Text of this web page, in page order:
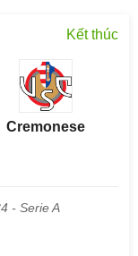
Kết thúc
Cremonese
- Serie A